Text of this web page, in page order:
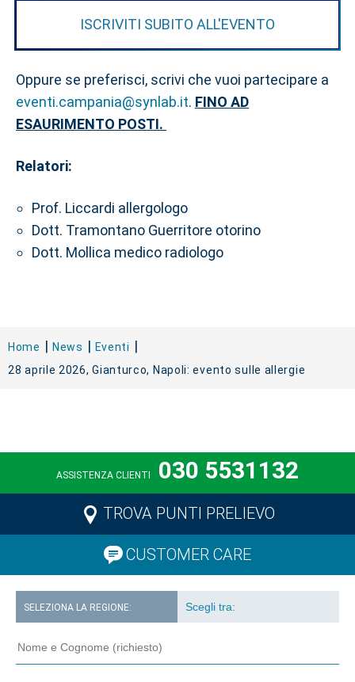
ISCRIVITI SUBITO ALL'EVENTO
Oppure se preferisci, scrivi che vuoi partecipare a
eventi.campania@synlab.it. FINO AD
ESAURIMENTO POSTI.
Relatori:
Prof. Liccardi allergologo
Dott. Tramontano Guerritore otorino
Dott. Mollica medico radiologo
Home News
Eventi
28 aprile 2026, Gianturco, Napoli: evento sulle allergie
ASSISTENZA CLIENTI 030 5531132
TROVA PUNTI PRELIEVO
CUSTOMER CARE
SELEZIONA LA REGIONE: